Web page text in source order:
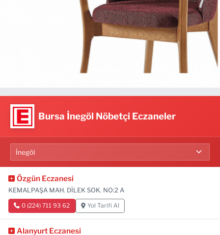
Bursa İnegöl Nöbetçi Eczaneler
Özgün Eczanesi
KEMALPAŞA MAH. DİLEK SOK. NO:2 A
0 (224) 711 93 62 Yol Tarifi Al
Alanyurt Eczanesi